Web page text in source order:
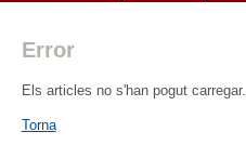
Error
Els articles no s'han pogut carregar.
Torna